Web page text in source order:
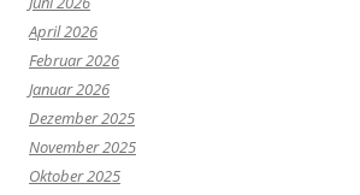
April 2026
Februar 2026
Januar 2026
Dezember 2025
November 2025
Oktober 2025